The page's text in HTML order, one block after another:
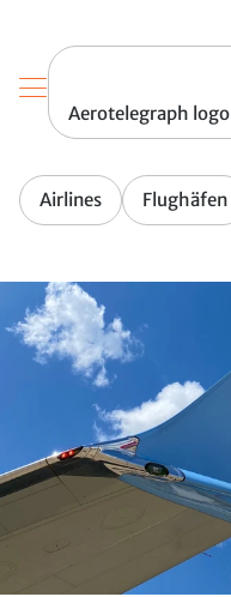
Aerotelegraph logo
Airlines Flughäfen